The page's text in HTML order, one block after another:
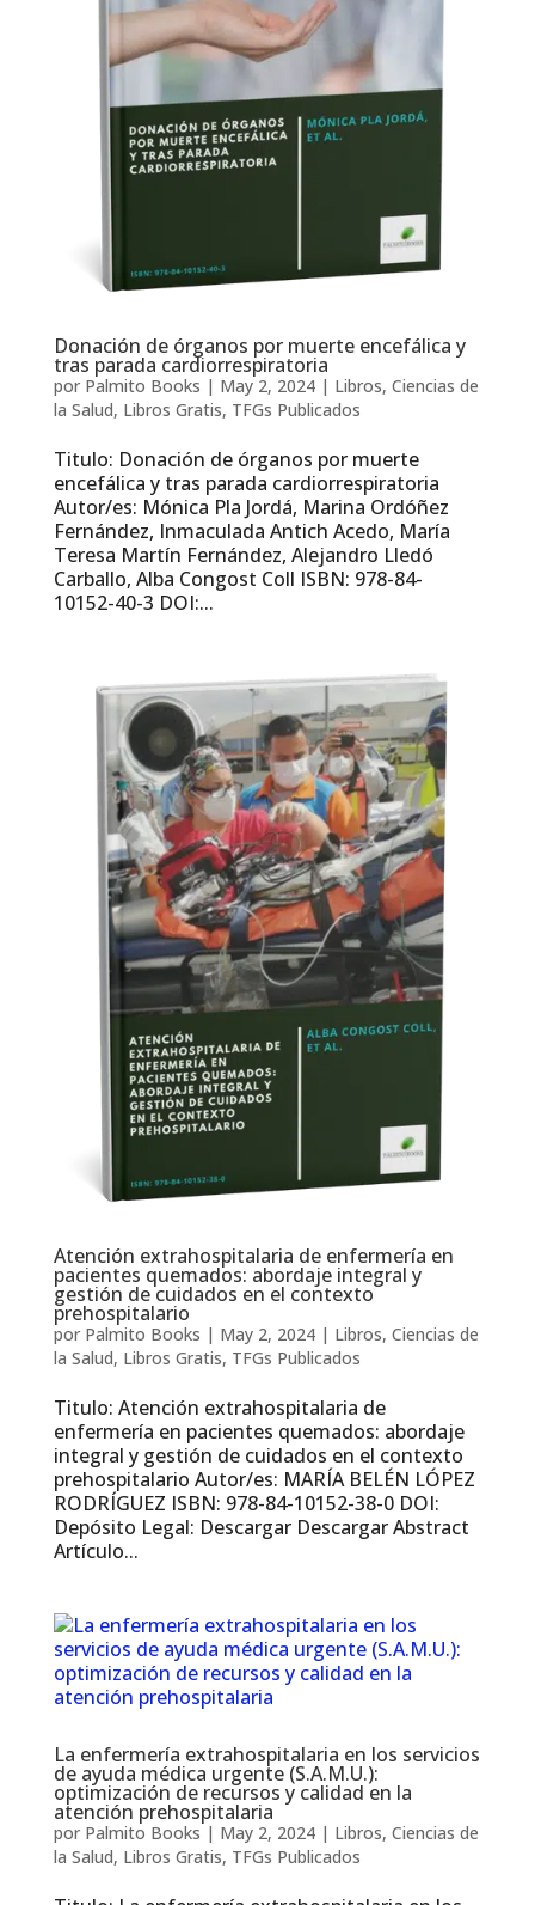
Donación de órganos por muerte encefálica y
tras parada cardiorrespiratoria
por Palmito Books | May 2, 2024| Libros, Ciencias de
la Salud, Libros Gratis, TFGs Publicados
Titulo: Donación de órganos por muerte
encefálica y tras parada cardiorrespiratoria
Autor/es: Mónica Pla Jordá, Marina Ordóñez
Fernández, Inmaculada Antich Acedo, María
Teresa Martín Fernández, Alejandro Lledó
Carballo, Alba Congost Coll ISBN: 978-84-
10152-40-3 DOI:...
Atención extrahospitalaria de enfermería en
pacientes quemados: abordaje integral y
gestión de cuidados en el contexto
prehospitalario
por Palmito Books | May 2, 2024| Libros, Ciencias de
la Salud, Libros Gratis, TFGs Publicados
Titulo: Atención extrahospitalaria de
enfermería en pacientes quemados: abordaje
integral y gestión de cuidados en el contexto
prehospitalario Autor/es: MARÍA BELÉN LÓPEZ
RODRÍGUEZ ISBN: 978-84-10152-38-0 DOI:
Depósito Legal: Descargar Descargar Abstract
Artículo...
La enfermería extrahospitalaria en los servicios
de ayuda médica urgente (S.A.M.U.):
optimización de recursos y calidad en la
atención prehospitalaria
por Palmito Books | May 2, 2024| Libros, Ciencias de
la Salud, Libros Gratis, TFGs Publicados